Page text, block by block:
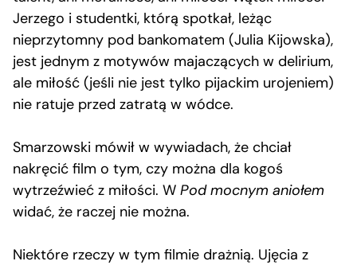
Jerzego i studentki, którą spotkał, leżąc
nieprzytomny pod bankomatem (Julia Kijowska),
jest jednym z motywów majaczących w delirium,
ale miłość (jeśli nie jest tylko pijackim urojeniem)
nie ratuje przed zatratą w wódce.
Smarzowski mówił w wywiadach, że chciał
nakręcić film o tym, czy można dla kogoś
wytrzeźwieć z miłości. W Pod mocnym aniołem
widać, że raczej nie można.
Niektóre rzeczy w tym filmie drażnią. Ujęcia z